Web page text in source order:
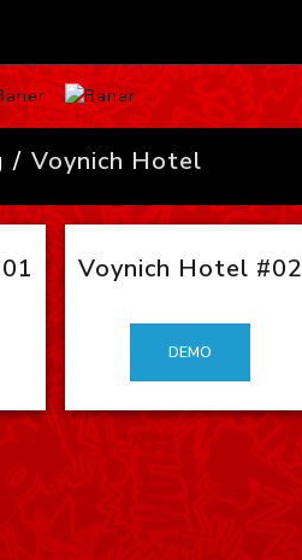
Voynich Hotel
Voynich Hotel #02
DEMO